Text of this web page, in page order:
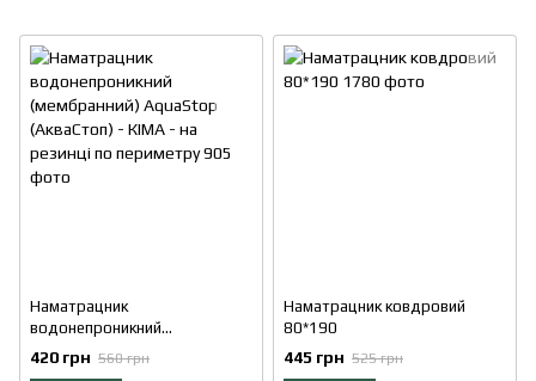
Наматрацник
водонепроникний
(мембранний) AquaStop
(АкваСтоп) - КІМА - на резинці
420 грн 560 грн
Наматрацник ковдровий
80*190
445 грн 525 грн